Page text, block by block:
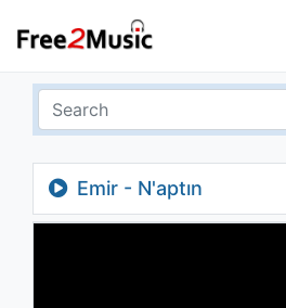
Emir - N'aptın